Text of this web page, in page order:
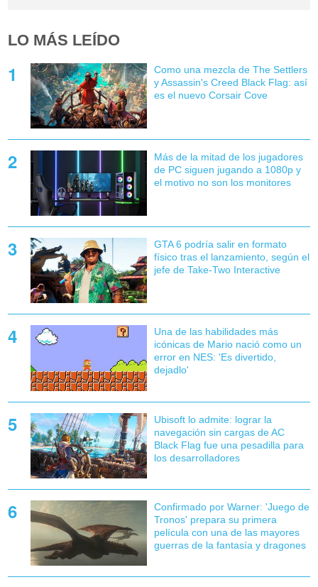
LO MÁS LEÍDO
Como una mezcla de The Settlers
y Assassin's Creed Black Flag: así
es el nuevo Corsair Cove
Más de la mitad de los jugadores
de PC siguen jugando a 1080p y
el motivo no son los monitores
GTA 6 podría salir en formato
físico tras el lanzamiento, según el
jefe de Take-Two Interactive
Una de las habilidades más
icónicas de Mario nació como un
error en NES: 'Es divertido,
dejadlo'
Ubisoft lo admite: lograr la
navegación sin cargas de AC
Black Flag fue una pesadilla para
los desarrolladores
Confirmado por Warner: 'Juego de
Tronos' prepara su primera
película con una de las mayores
guerras de la fantasía y dragones